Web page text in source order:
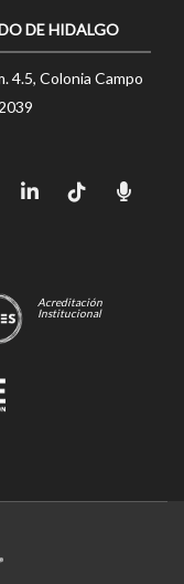
DE HIDALGO
4.5, Colonia Campo
Acreditación
Institucional